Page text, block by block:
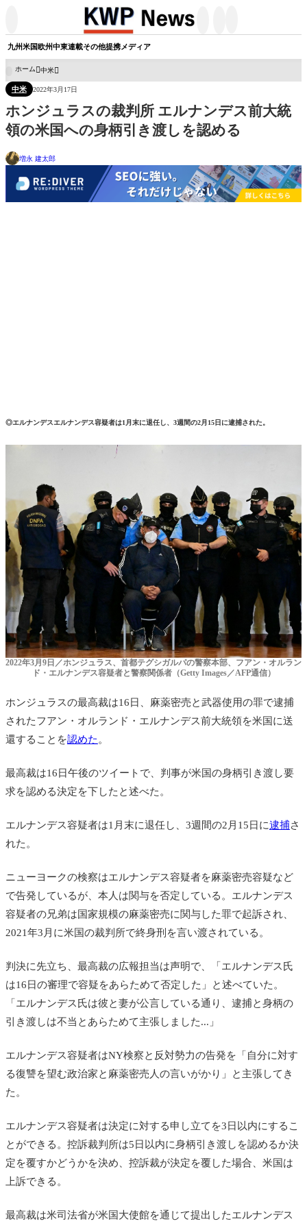
九州米国欧州中東連載その他提携メディア
ホーム 中米
中米 2022年3月17日
ホンジュラスの裁判所 エルナンデス前大統
領の米国への身柄引き渡しを認める
増永 建太郎
◎エルナンデスエルナンデス容疑者は1月末に退任し、3週間の2月15日に逮捕された。
2022年3月9日／ホンジュラス、首都テグシガルパの警察本部、フアン・オルラン
ド・エルナンデス容疑者と警察関係者（Getty Images／AFP通信）
ホンジュラスの最高裁は16日、麻薬密売と武器使用の罪で逮捕
されたフアン・オルランド・エルナンデス前大統領を米国に送
還することを認めた 。
最高裁は16日午後のツイートで、判事が米国の身柄引き渡し要
求を認める決定を下したと述べた。
エルナンデス容疑者は1月末に退任し、3週間の2月15日に逮捕さ
れた。
ニューヨークの検察はエルナンデス容疑者を麻薬密売容疑など
で告発しているが、本人は関与を否定している。エルナンデス
容疑者の兄弟は国家規模の麻薬密売に関与した罪で起訴され、
2021年3月に米国の裁判所で終身刑を言い渡されている。
判決に先立ち、最高裁の広報担当は声明で、「エルナンデス氏
は16日の審理で容疑をあらためて否定した」と述べていた。
「エルナンデス氏は彼と妻が公言している通り、逮捕と身柄の
引き渡しは不当とあらためて主張しました...」
エルナンデス容疑者はNY検察と反対勢力の告発を「自分に対す
る復讐を望む政治家と麻薬密売人の言いがかり」と主張してき
た。
エルナンデス容疑者は決定に対する申し立て を3日以内にするこ
とができる。 控訴裁判所は5日以内に身柄引き渡しを認めるか決
定を覆すかどうかを決め、控訴裁が決定を覆した場合、米国は
上訴できる。
最高裁は米司法省が米国大使館を通じて提出したエルナンデス